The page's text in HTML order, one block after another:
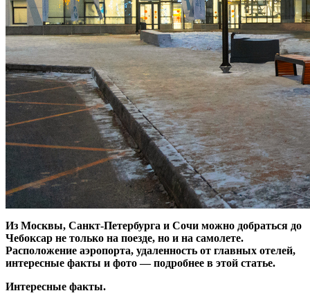
Из Москвы, Санкт-Петербурга и Сочи можно добраться до
Чебоксар не только на поезде, но и на самолете.
Расположение аэропорта, удаленность от главных отелей,
интересные факты и фото — подробнее в этой статье.
Интересные факты.